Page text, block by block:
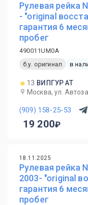
Рулевая рейка
- "original
гарантия 6
пробег
490011UM0A
б.у. оригинал
в
13 ВИПГУР АТ
Москва, ул.
(909) 158-25-53
19 200
18.11.2025
Рулевая рейка
2003- "original
гарантия 6
пробег